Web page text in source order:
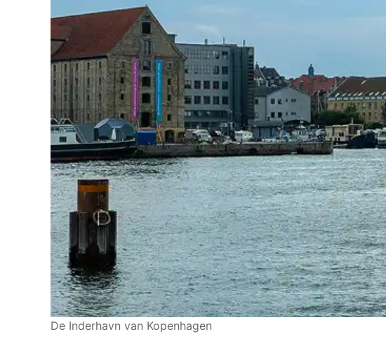
De Inderhavn van Kopenhagen